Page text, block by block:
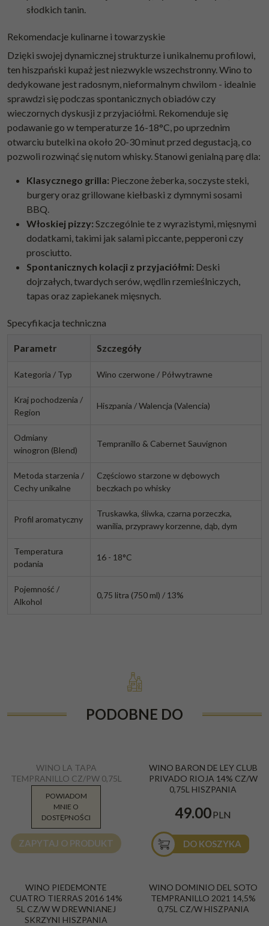
słodkich tanin.
Rekomendacje kulinarne i towarzyskie
Dzięki swojej dynamicznej strukturze i unikalnemu profilowi,
ten hiszpański kupaż jest niezwykle wszechstronny. Wino to
dedykowane jest radosnym, nieformalnym chwilom - idealnie
sprawdzi się podczas spontanicznych obiadów czy
wieczornych dyskusji z przyjaciółmi. Rekomenduje się
podawanie go w temperaturze 16-18°C, po uprzednim
otwarciu butelki na około 20-30 minut przed degustacją, co
pozwoli rozwinąć się nutom whisky. Stanowi genialną parę dla:
Klasycznego grilla: Pieczone żeberka, soczyste steki,
burgery oraz grillowane kiełbaski z dymnymi sosami
BBQ.
Włoskiej pizzy: Szczególnie te z wyrazistymi, mięsnymi
dodatkami, takimi jak salami piccante, pepperoni czy
prosciutto.
Spontanicznych kolacji z przyjaciółmi: Deski
dojrzałych, twardych serów, wędlin rzemieślniczych,
tapas oraz zapiekanek mięsnych.
Specyfikacja techniczna
Parametr Szczegóły
Kategoria / Typ Wino czerwone / Półwytrawne
Kraj pochodzenia /
Region
Hiszpania / Walencja (Valencia)
Odmiany
winogron (Blend)
Tempranillo & Cabernet Sauvignon
Metoda starzenia /
Cechy unikalne
Częściowo starzone w dębowych
beczkach po whisky
Profil aromatyczny
Truskawka, śliwka, czarna porzeczka,
wanilia, przyprawy korzenne, dąb, dym
Temperatura
podania
16 - 18°C
Pojemność /
Alkohol
0,75 litra (750 ml) / 13%
PODOBNE DO
WINO LA TAPA
TEMPRANILLO CZ/PW 0,75L
13,5%
29.99PLN
ZAPYTAJ O PRODUKT
POWIADOM
MNIE O
DOSTĘPNOŚCI
WINO BARON DE LEY CLUB
PRIVADO RIOJA 14% CZ/W
0,75L HISZPANIA
49.00PLN
DO KOSZYKA
WINO PIEDEMONTE
CUATRO TIERRAS 2016 14%
5L CZ/W W DREWNIANEJ
SKRZYNI HISZPANIA
WINO DOMINIO DEL SOTO
TEMPRANILLO 2021 14,5%
0,75L CZ/W HISZPANIA